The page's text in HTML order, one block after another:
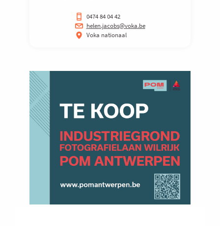
0474 84 04 42
helen.jacobs@voka.be
Voka nationaal